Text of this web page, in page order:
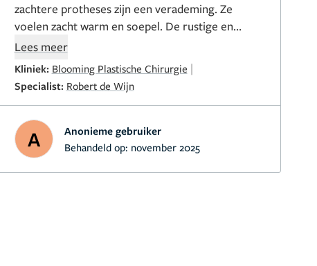
zachtere protheses zijn een verademing. Ze
voelen zacht warm en soepel. De rustige en
professionele begeleiding hebben mij een hele
fijne ervaring gegeven. Blij met het resultaat.
Lees meer
Kliniek: Blooming Plastische Chirurgie |
Specialist: Robert de Wijn
A
Anonieme gebruiker
Behandeld op: november 2025